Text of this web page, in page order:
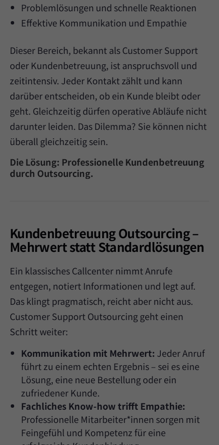
Problemlösungen und schnelle Reaktionen
Effektive Kommunikation und Empathie
Dieser Bereich, bekannt als Customer Support
oder Kundenbetreuung, ist anspruchsvoll und
zeitintensiv. Jeder Kontakt zählt und kann
darüber entscheiden, ob ein Kunde bleibt oder
geht. Gleichzeitig dürfen operative Abläufe nicht
darunter leiden. Das Dilemma? Sie können nicht
überall gleichzeitig sein.
Die Lösung: Professionelle Kundenbetreuung
durch Outsourcing.
Kundenbetreuung Outsourcing –
Mehrwert statt Standardlösungen
Ein klassisches Callcenter nimmt Anrufe
entgegen, notiert Informationen und legt auf.
Das klingt pragmatisch, reicht aber nicht aus.
Customer Support Outsourcing geht einen
Schritt weiter:
Kommunikation mit Mehrwert: Jeder Anruf
führt zu einem echten Ergebnis – sei es eine
Lösung, eine neue Bestellung oder ein
zufriedener Kunde.
Fachliches Know-how trifft Empathie:
Professionelle Mitarbeiter*innen sorgen mit
Feingefühl und Kompetenz für eine